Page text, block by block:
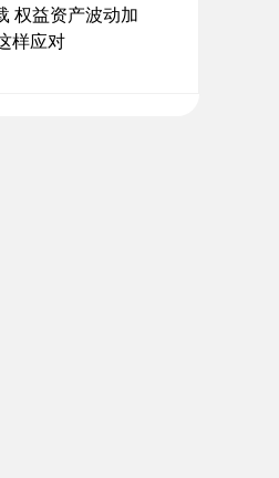
权益资产波动加
样应对